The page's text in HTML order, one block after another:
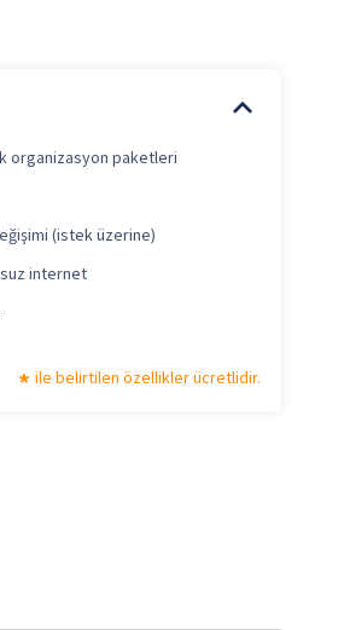
organizasyon paketleri
(istek üzerine)
internet
ile belirtilen özellikler ücretlidir.